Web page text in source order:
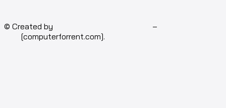
© Created by –
[computerforrent.com].